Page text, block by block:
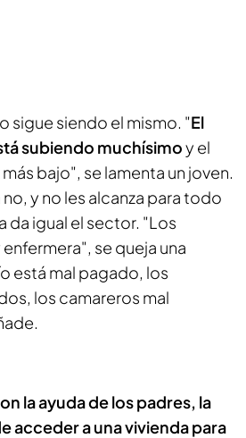
sigue siendo el mismo. "El
subiendo muchísimoy el
bajo", se lamenta un joven.
y no les alcanza para todo
da igual el sector. "Los
se queja una
está mal pagado, los
los camareros mal
la ayuda de los padres, la
acceder a una vivienda para